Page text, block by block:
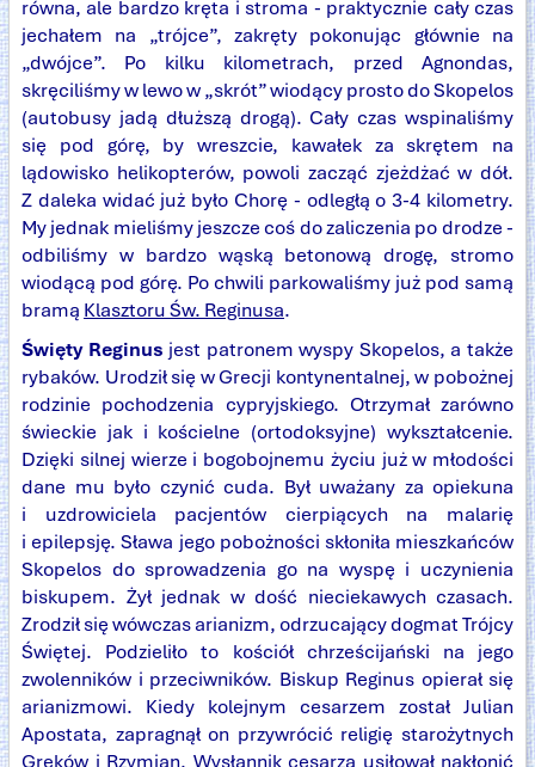
równa, ale bardzo kręta i stroma - praktycznie cały czas
jechałem na „trójce”, zakręty pokonując głównie na
„dwójce”. Po kilku kilometrach, przed Agnondas,
skręciliśmy w lewo w „skrót” wiodący prosto do Skopelos
(autobusy jadą dłuższą drogą). Cały czas wspinaliśmy
się pod górę, by wreszcie, kawałek za skrętem na
lądowisko helikopterów, powoli zacząć zjeżdżać w dół.
Z daleka widać już było Chorę - odległą o 3-4 kilometry.
My jednak mieliśmy jeszcze coś do zaliczenia po drodze -
odbiliśmy w bardzo wąską betonową drogę, stromo
wiodącą pod górę. Po chwili parkowaliśmy już pod samą
bramą Klasztoru Św. Reginusa.
Święty Reginus jest patronem wyspy Skopelos, a także
rybaków. Urodził się w Grecji kontynentalnej, w pobożnej
rodzinie pochodzenia cypryjskiego. Otrzymał zarówno
świeckie jak i kościelne (ortodoksyjne) wykształcenie.
Dzięki silnej wierze i bogobojnemu życiu już w młodości
dane mu było czynić cuda. Był uważany za opiekuna
i uzdrowiciela pacjentów cierpiących na malarię
i epilepsję. Sława jego pobożności skłoniła mieszkańców
Skopelos do sprowadzenia go na wyspę i uczynienia
biskupem. Żył jednak w dość nieciekawych czasach.
Zrodził się wówczas arianizm, odrzucający dogmat Trójcy
Świętej. Podzieliło to kościół chrześcijański na jego
zwolenników i przeciwników. Biskup Reginus opierał się
arianizmowi. Kiedy kolejnym cesarzem został Julian
Apostata, zapragnął on przywrócić religię starożytnych
Greków i Rzymian. Wysłannik cesarza usiłował nakłonić